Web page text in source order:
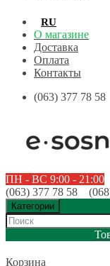
RU
О магазине
Доставка
Оплата
Контакты
(063) 377 78
ПН - ВС 9:00 - 21:00
(063) 377 78 58
Категории
Корзина